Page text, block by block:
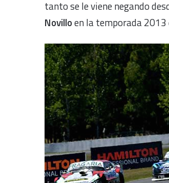
tanto se le viene negando
Novilloen la temporada 2013